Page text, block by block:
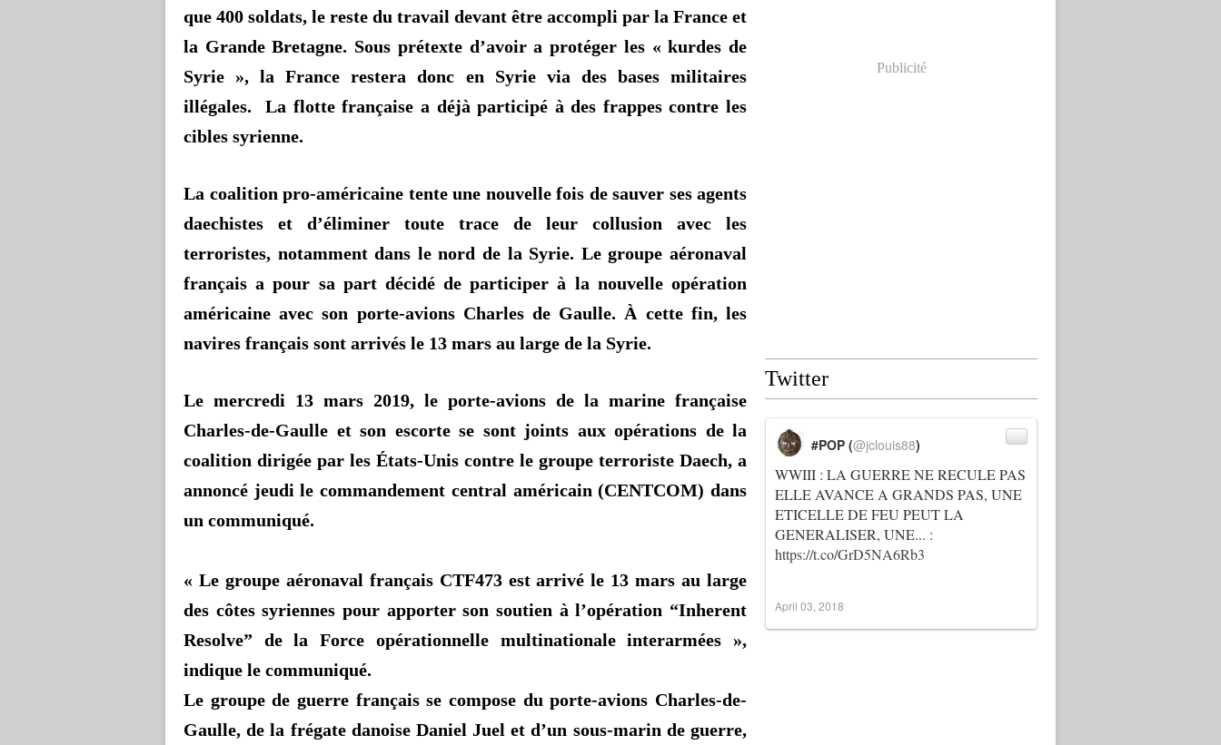
que 400 soldats, le reste du travail devant être accompli par la France et
la Grande Bretagne. Sous prétexte d’avoira protéger les « kurdes de
Syrie », la France restera donc en Syrie via des bases militaires
illégales. La flotte française a déjà participé à des frappes contre les
cibles syrienne.
La coalition pro-américaine tente une nouvelle fois de sauver ses agents
daechistes et d’éliminer toute trace de leur collusion avec les
terroristes, notamment dans le nord de la Syrie. Le groupe aéronaval
français a pour sa part décidéde participer à la nouvelle opération
américaine avec son porte-avions Charles de Gaulle. À cette fin, les
navires français sont arrivés le 13 mars au large de la Syrie.
Le mercredi 13 mars 2019, le porte-avions de la marine française
Charles-de-Gaulle et son escorte se sont joints aux opérations de la
coalition dirigée par les États-Unis contre le groupe terroriste Daech, a
annoncé jeudi le commandement central américain (CENTCOM) dans
un communiqué.
« Le groupe aéronaval français CTF473 est arrivé le 13 mars au large
des côtes syriennes pour apporter son soutien à l’opération “Inherent
Resolve” de la Force opérationnelle multinationale interarmées »,
indique le communiqué.
Le groupe de guerre français se compose du porte-avions Charles-de-
Gaulle, de la frégate danoise DanielJuel et d’un sous-marin de guerre,
Publicité
Twitter
WWIII : LA GUERRE NE RECULE PAS
ELLE AVANCE A GRANDS PAS, UNE
ETICELLE DE FEU PEUT LA
GENERALISER, UNE... :
https://t.co/GrD5NA6Rb3
#POP (@jclouis88)
April 03, 2018